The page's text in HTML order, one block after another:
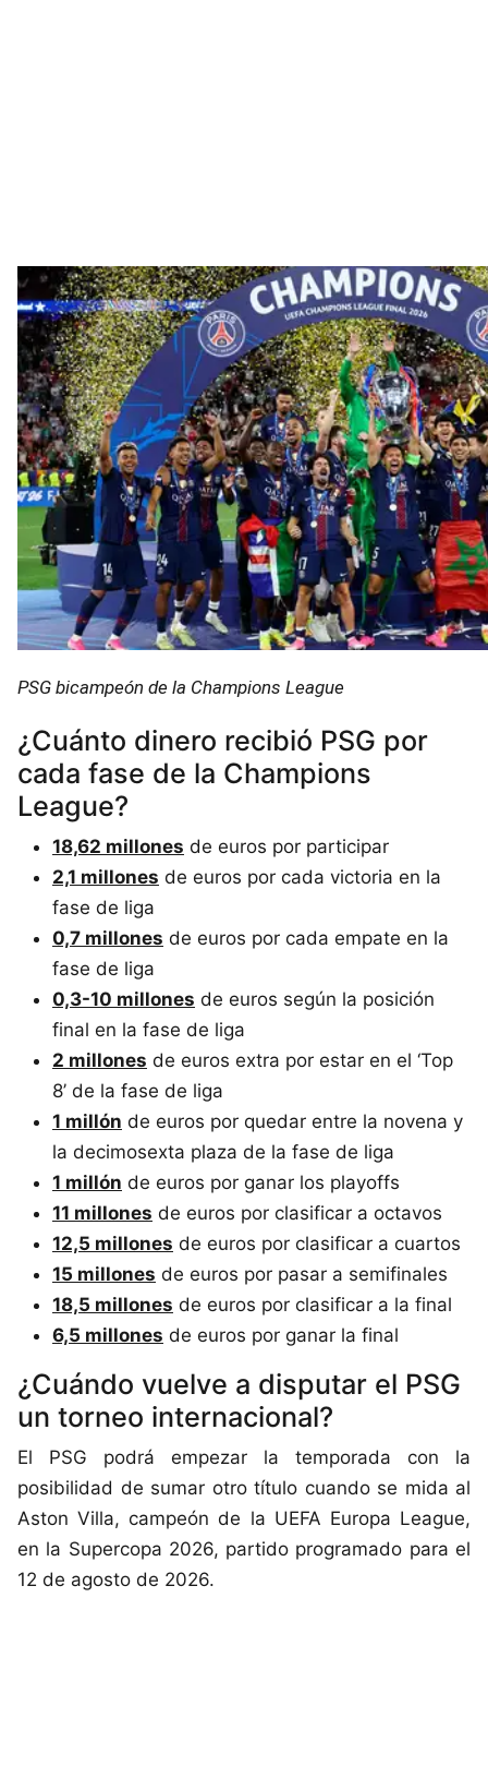
PSG bicampeón de la Champions League
¿Cuánto dinero recibió PSG por
cada fase de la Champions
League?
18,62 millones de euros por participar
2,1 millones de euros por cada victoria en la
fase de liga
0,7 millones de euros por cada empate en la
fase de liga
0,3-10 millones de euros según la posición
final en la fase de liga
2 millones de euros extra por estar en el ‘Top
8’ de la fase de liga
1 millón de euros por quedar entre la novena y
la decimosexta plaza de la fase de liga
1 millón de euros por ganar los playoffs
11 millones de euros por clasificar a octavos
12,5 millones de euros por clasificar a cuartos
15 millones de euros por pasar a semifinales
18,5 millones de euros por clasificar a la final
6,5 millones de euros por ganar la final
¿Cuándo vuelve a disputar el PSG
un torneo internacional?
El PSG podrá empezar la temporada con la
posibilidad de sumar otro título cuando se mida al
Aston Villa, campeón de la UEFA Europa League,
en la Supercopa 2026, partido programado para el
12 de agosto de 2026.